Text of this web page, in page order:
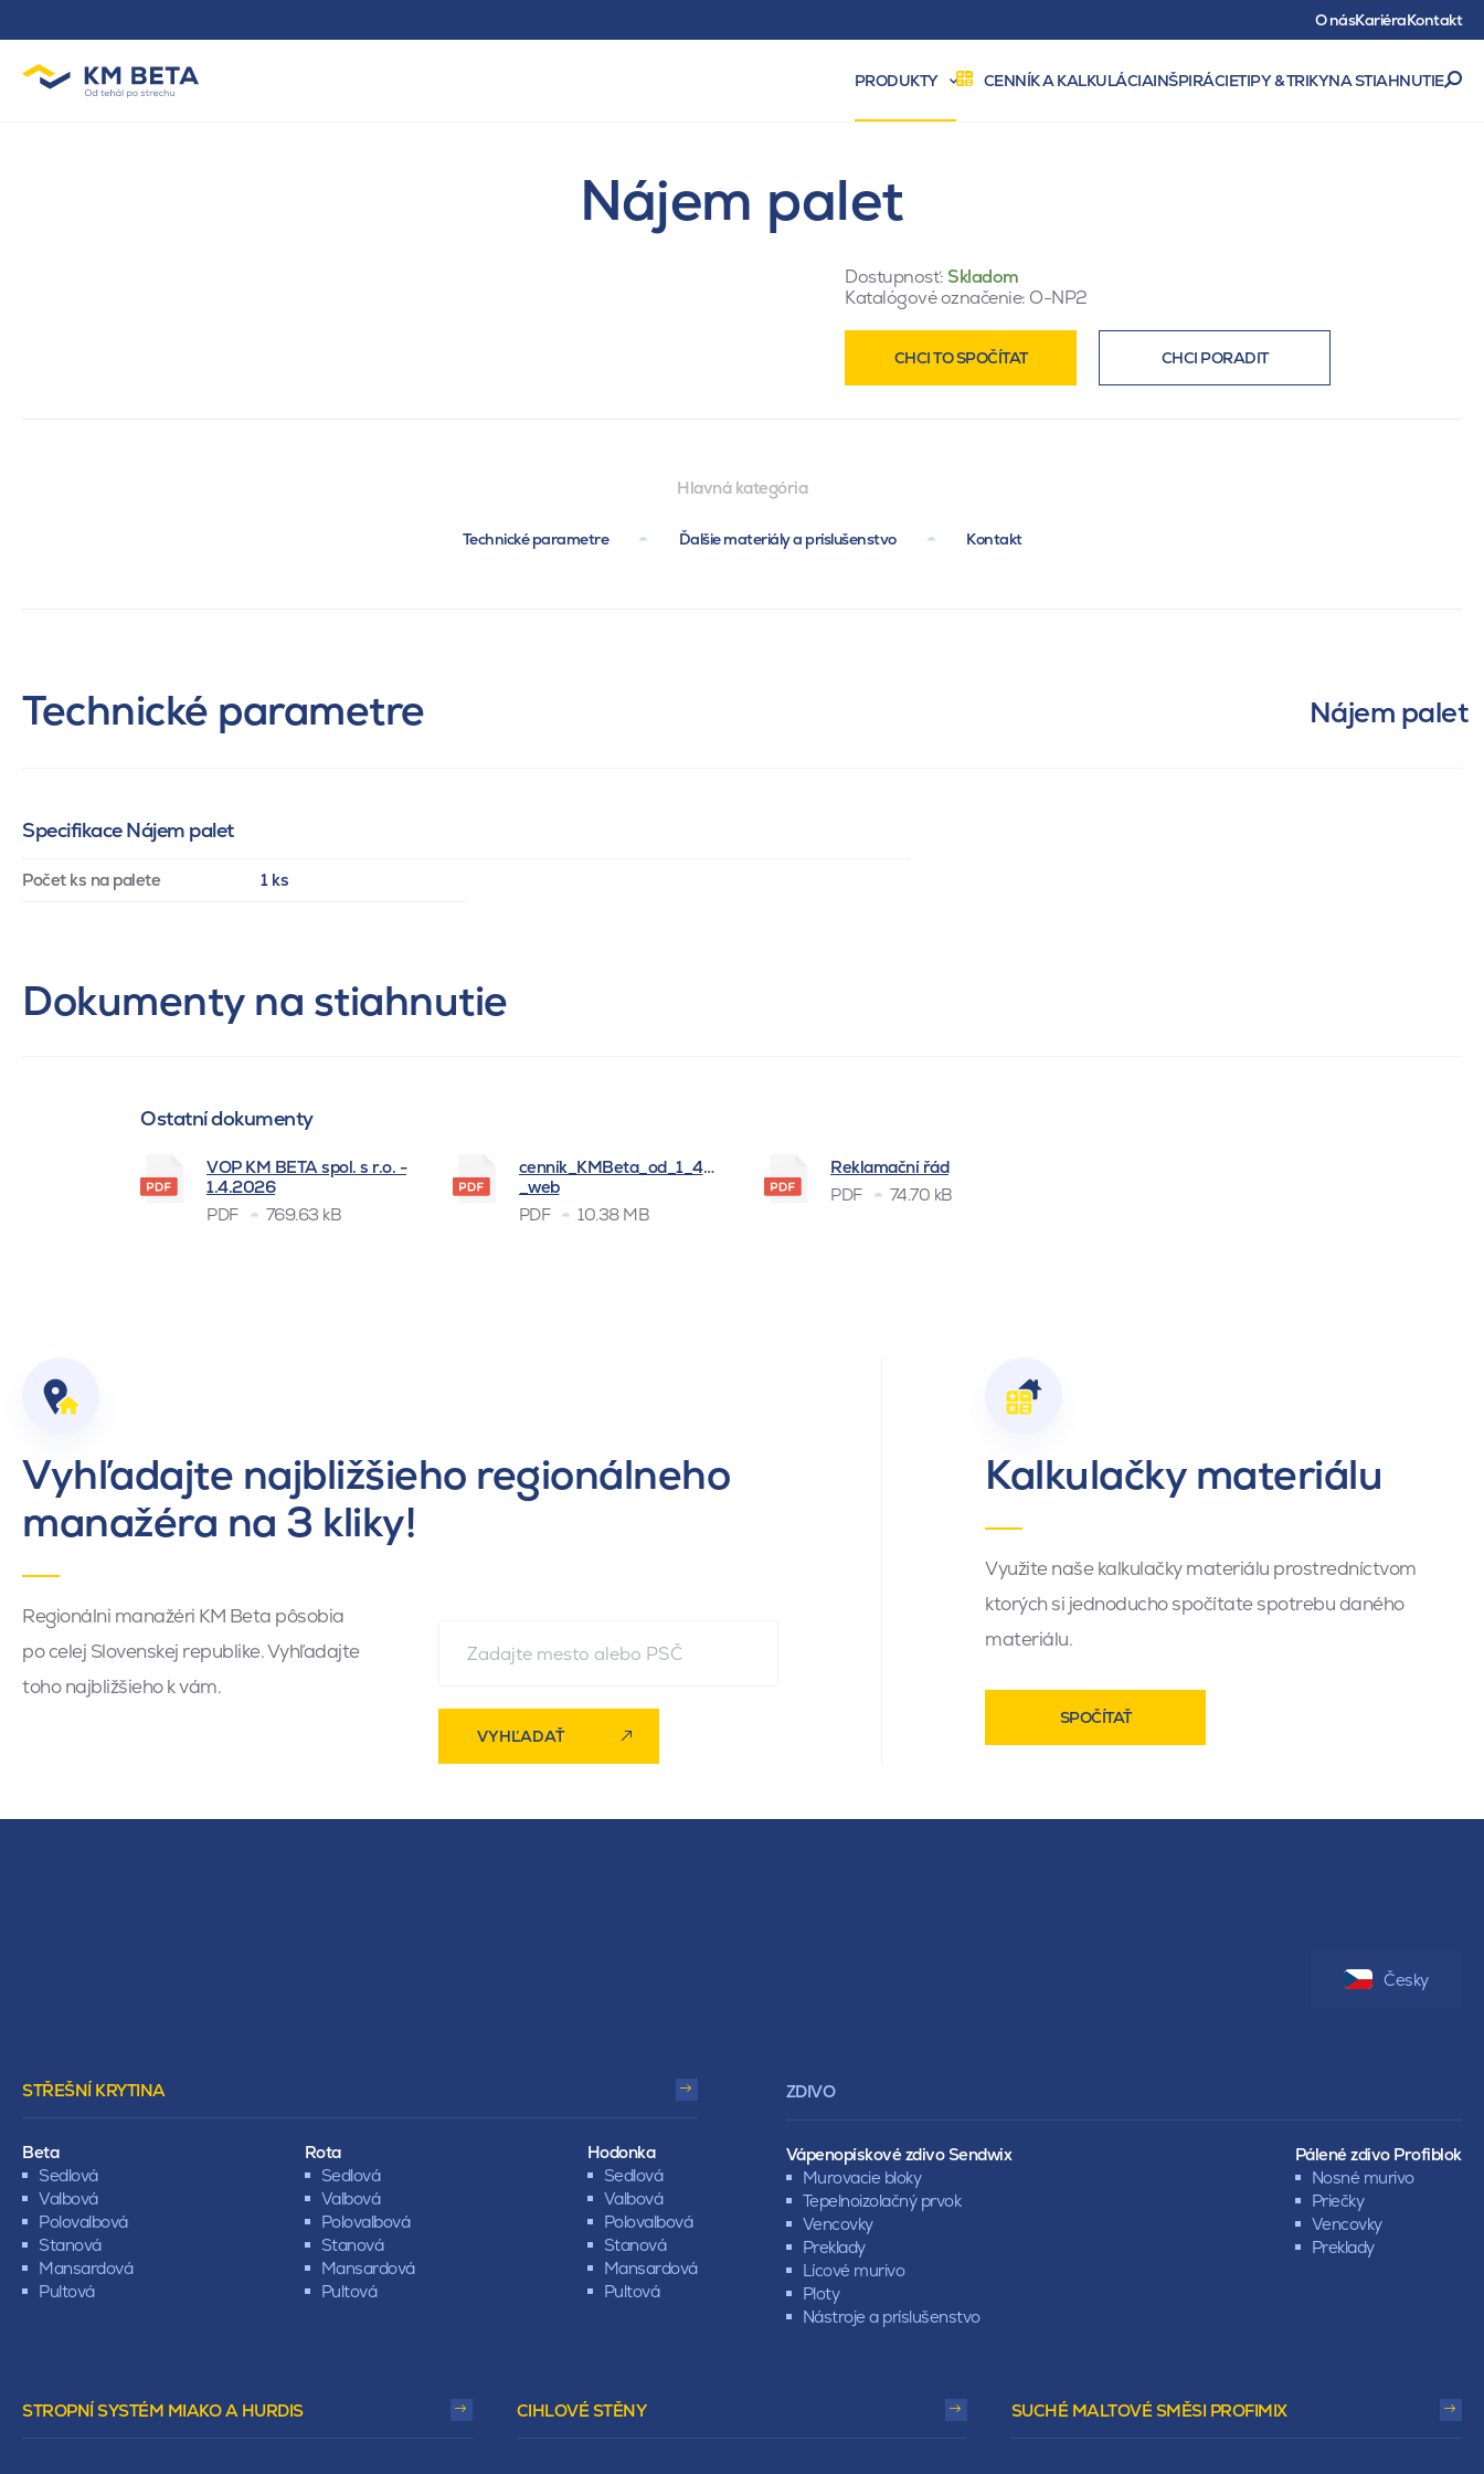
O násKariéraKontakt
PRODUKTY CENNÍK A KALKULÁCIAINŠPIRÁCIETIPY & TRIKYNA STIAHNUTIE
Nájem palet
Dostupnosť: Skladom
Katalógové označenie: O-NP2
CHCI TO SPOČÍTAT CHCI PORADIT
Hlavná kategória
Technické parametre Ďalšie materiály a príslušenstvo Kontakt
Technické parametre Nájem palet
Specifikace Nájem palet
Počet ks na palete 1 ks
Dokumenty na stiahnutie
Ostatní dokumenty
VOP KM BETA spol. s r.o. -
1.4.2026
PDF
769.63 kB
cenník_KMBeta_od_1_4_2026
_web
PDF
10.38 MB
Reklamační řád
PDF
74.70 kB
Vyhľadajte najbližšieho regionálneho
manažéra na 3 kliky!
Regionálni manažéri KM Beta pôsobia
po celej Slovenskej republike. Vyhľadajte
toho najbližšieho k vám.
VYHĽADAŤ
Kalkulačky materiálu
Využite naše kalkulačky materiálu prostredníctvom
ktorých si jednoducho spočítate spotrebu daného
materiálu.
SPOČÍTAŤ
STŘEŠNÍ KRYTINA
Beta
Sedlová
Valbová
Polovalbová
Stanová
Mansardová
Pultová
Rota
Sedlová
Valbová
Polovalbová
Stanová
Mansardová
Pultová
Hodonka
Sedlová
Valbová
Polovalbová
Stanová
Mansardová
Pultová
ZDIVO
Vápenopískové zdivo Sendwix
Murovacie bloky
Tepelnoizolačný prvok
Vencovky
Preklady
Lícové murivo
Ploty
Nástroje a príslušenstvo
Pálené zdivo Profiblok
Nosné murivo
Priečky
Vencovky
Preklady
STROPNÍ SYSTÉM MIAKO A HURDIS CIHLOVÉ STĚNY SUCHÉ MALTOVÉ SMĚSI PROFIMIX
Česky